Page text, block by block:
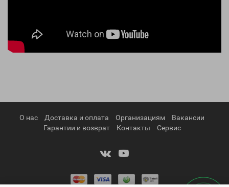
О нас Доставка и оплата Организациям
Вакансии
Гарантии и возврат
Контакты Сервис